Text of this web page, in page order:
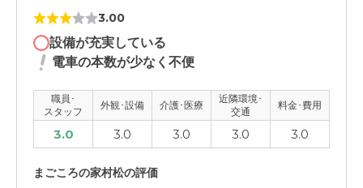
3.00
設備が充実している
電車の本数が少なく不便
職員･
スタッフ
外観･設備 介護･医療
近隣環境･
交通
料金･費用
3.0 3.0 3.0 3.0 3.0
まごころの家村松の評価